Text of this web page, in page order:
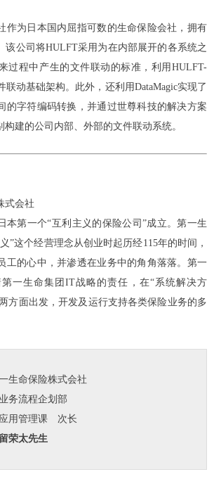
作为日本国内屈指可数的生命保险会社，拥有
该公司将HULFT采用为在内部展开的各系统之
过程中产生的文件联动的标准，利用HULFT-
联动基础架构。此外，还利用DataMagic实现了
的字符编码转换，并通过世尊科技的解决方案
建的公司内部、外部的文件联动系统。
式会社
本第一个“互利主义的保险公司”成立。第一生
”这个经营理念从创业时起历经115年的时间，
工的心中，并渗透在业务中的角角落落。第一
一生命集团IT战略的责任，在“系统解决方
方面出发，开发及运行支持各类保险业务的多
生命保险株式会社
务流程企划部
用管理课 次长
荣太先生